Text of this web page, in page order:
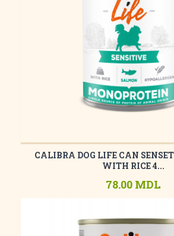
CALIBRA DOG LIFE CAN
WITH RIСE 4...
78.00 MDL